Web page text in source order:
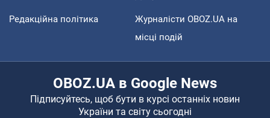
Редакційна політика
Журналісти OBOZ.UA на
місці подій
OBOZ.UA в Google News
Підписуйтесь, щоб бути в курсі останніх новин
України та світу сьогодні